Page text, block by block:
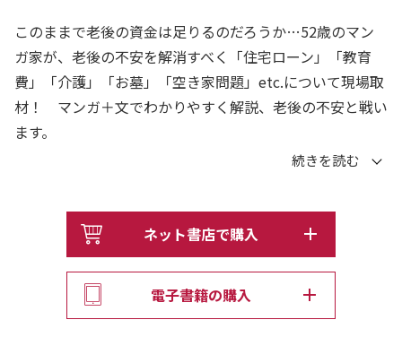
このままで老後の資金は足りるのだろうか…52歳のマン
ガ家が、老後の不安を解消すべく「住宅ローン」「教育
費」「介護」「お墓」「空き家問題」etc.について現場取
材！ マンガ＋文でわかりやすく解説、老後の不安と戦い
ます。
第2の不安…「のしかかる住宅ローン」
第3の不安…「どこまでかける教育費」
第4の不安…「親の介護に、いくらかかる？」
第5の不安…「かならずかかる！ お葬式費用」
第6の不安…「お墓っていくらかかるの」
ネット書店で購入
電子書籍の購入